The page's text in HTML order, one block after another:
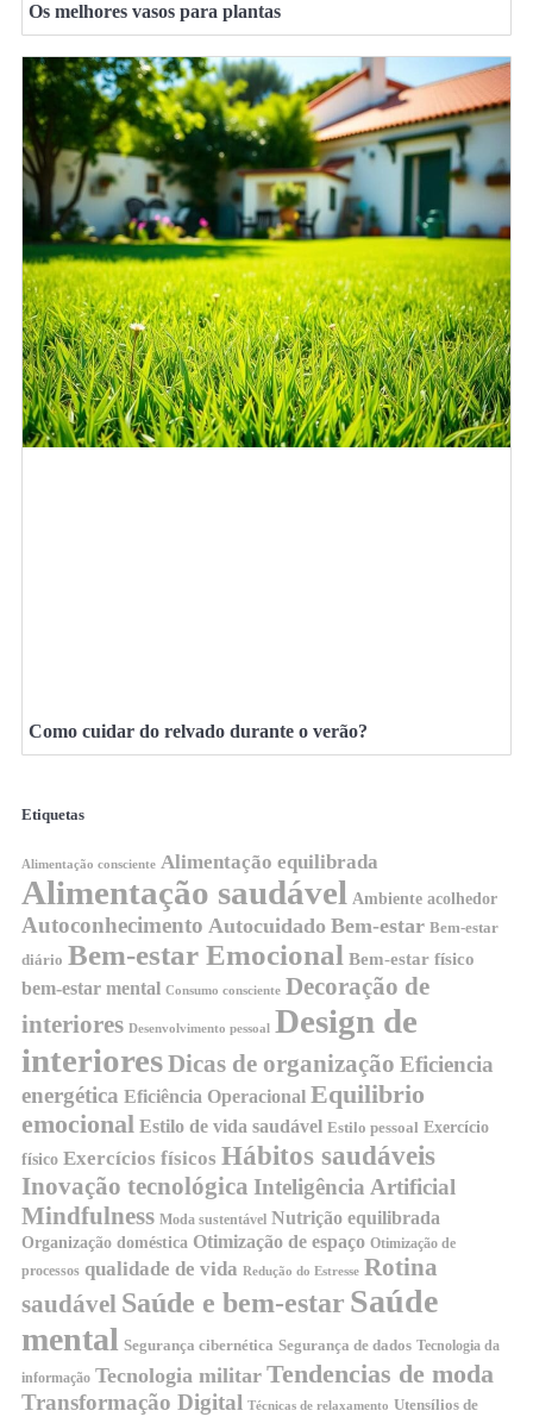
Os melhores vasos para plantas
Como cuidar do relvado durante o verão?
Etiquetas
Alimentação consciente Alimentação equilibrada
Alimentação saudável Ambiente acolhedor
Autoconhecimento Autocuidado Bem-estar Bem-estar
diário Bem-estar Emocional Bem-estar físico
bem-estar mental Consumo consciente Decoração de
interiores Desenvolvimento pessoal
Design de
interioresDicas de organização Eficiencia
energética Eficiência Operacional Equilibrio
emocional Estilo de vida saudável Estilo pessoal Exercício
físico Exercícios físicos Hábitos saudáveis
Inovação tecnológica Inteligência Artificial
Mindfulness Moda sustentável Nutrição equilibrada
Organização doméstica Otimização de espaço Otimização de
processos qualidade de vida Redução do Estresse Rotina
saudável Saúde e bem-estar Saúde
mental Segurança cibernética Segurança de dados Tecnologia da
informação Tecnologia militar Tendencias de moda
Transformação Digital Técnicas de relaxamento Utensílios de